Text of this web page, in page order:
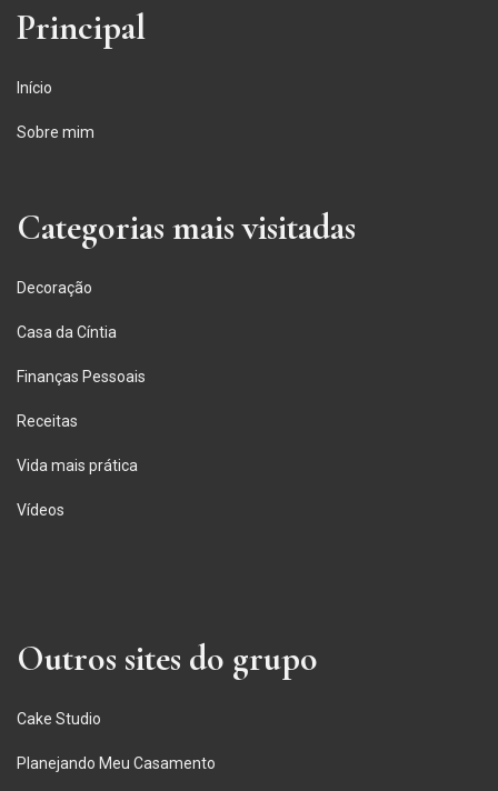
Principal
Início
Sobre mim
Categorias mais visitadas
Decoração
Casa da Cíntia
Finanças Pessoais
Receitas
Vida mais prática
Vídeos
Outros sites do grupo
Cake Studio
Planejando Meu Casamento